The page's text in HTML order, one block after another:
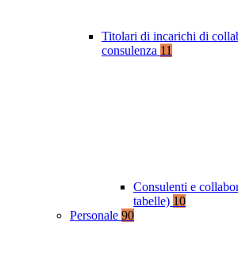
Titolari di incarichi di
consulenza 11
Consulenti e
tabelle) 10
Personale 90